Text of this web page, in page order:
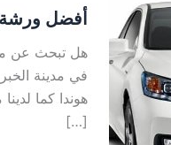
أفضل ورشة
هل تبحث عن
في مدينة
هوندا كما
[…]
ورشة
في
الخبر
الدمام